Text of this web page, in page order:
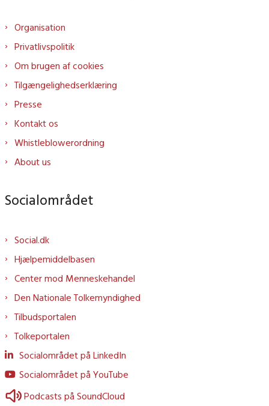
Organisation
Privatlivspolitik
Om brugen af cookies
Tilgængelighedserklæring
Presse
Kontakt os
Whistleblowerordning
About us
Socialområdet
Social.dk
Hjælpemiddelbasen
Center mod Menneskehandel
Den Nationale Tolkemyndighed
Tilbudsportalen
Tolkeportalen
Socialområdet på LinkedIn
Socialområdet på YouTube
Podcasts på SoundCloud